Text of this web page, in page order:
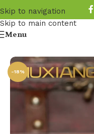
Skip to navigation
Skip to main content
Menu
-18%